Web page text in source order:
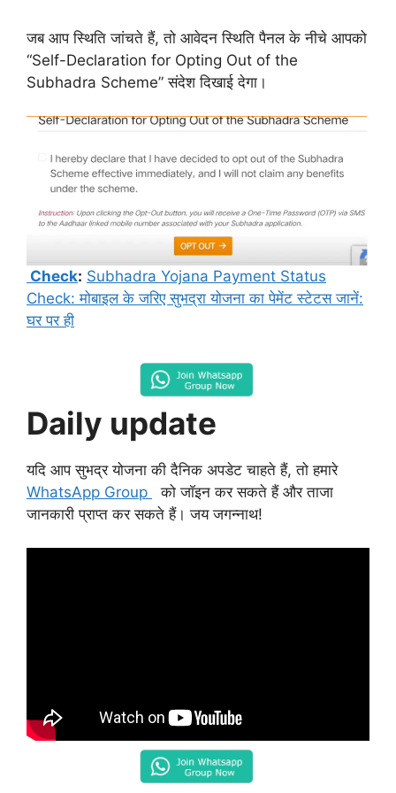
जब आप स्थिति जांचते हैं, तो आवेदन स्थिति पैनल के नीचे आपको
“Self-Declaration for Opting Out of the
Subhadra Scheme” संदेश दिखाई देगा।
Check: Subhadra Yojana Payment Status
Check: मोबाइल के जरिए सुभद्रा योजना का पेमेंट स्टेटस जानें:
घर पर ही
Daily update
यदि आप सुभद्र योजना की दैनिक अपडेट चाहते हैं, तो हमारे
WhatsApp Group
को जॉइन कर सकते हैं और ताजा
जानकारी प्राप्त कर सकते हैं। जय जगन्नाथ!